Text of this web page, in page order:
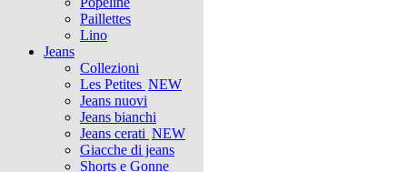
Paillettes
Lino
Jeans
Collezioni
Les Petites NEW
Jeans nuovi
Jeans bianchi
Jeans cerati NEW
Giacche di jeans
Shorts e Gonne